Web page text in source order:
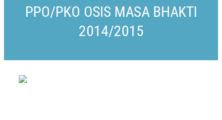
PPO/PKO OSIS MASA BHAKTI
2014/2015